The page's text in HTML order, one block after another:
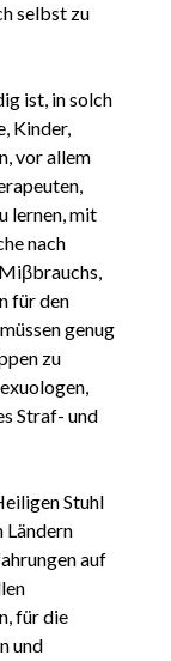
selbst zu
ist, in solch
Kinder,
vor allem
lernen, mit
nach
für den
genug
zu
Straf- und
Stuhl
Ländern
auf
für die
und